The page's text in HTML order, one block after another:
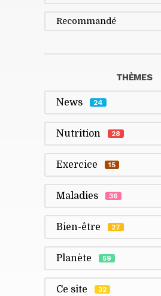
Recommandé
THÈMES
News 24
Nutrition 28
Exercice 15
Maladies 36
Bien-être 27
Planète 59
Ce site 32